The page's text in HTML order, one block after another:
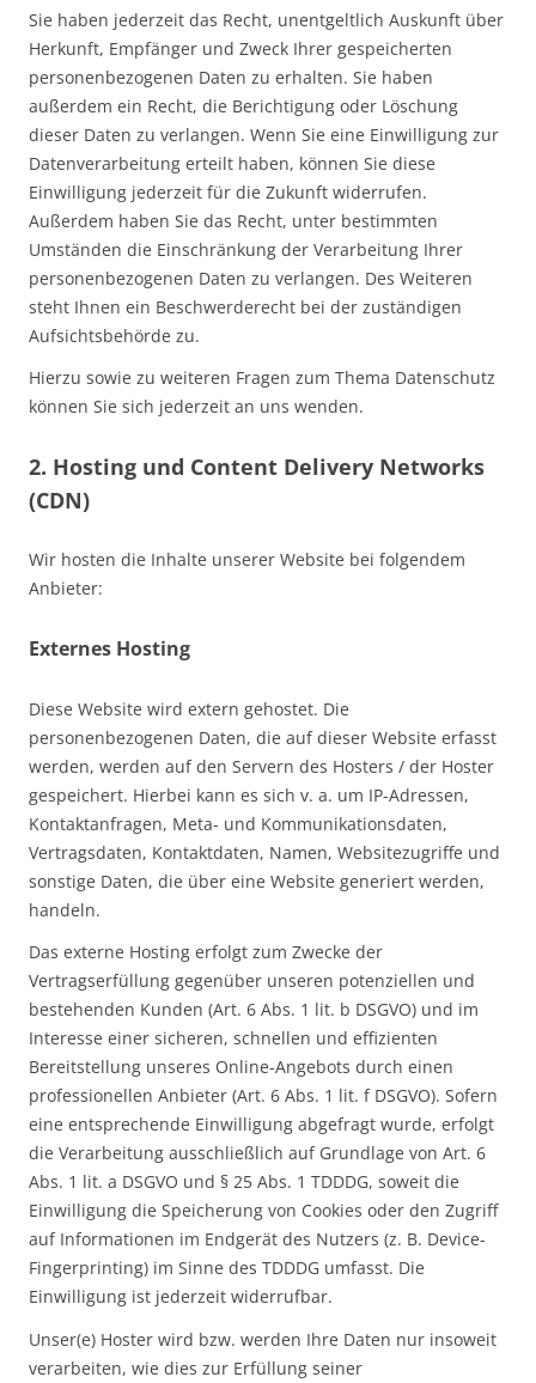
Sie haben jederzeit das Recht, unentgeltlich Auskunft über
Herkunft, Empfänger und Zweck Ihrer gespeicherten
personenbezogenen Daten zu erhalten. Sie haben
außerdem ein Recht, die Berichtigung oder Löschung
dieser Daten zu verlangen. Wenn Sie eine Einwilligung zur
Datenverarbeitung erteilt haben, können Sie diese
Einwilligung jederzeit für die Zukunft widerrufen.
Außerdem haben Sie das Recht, unter bestimmten
Umständen die Einschränkung der Verarbeitung Ihrer
personenbezogenen Daten zu verlangen. Des Weiteren
steht Ihnen ein Beschwerderecht bei der zuständigen
Aufsichtsbehörde zu.
Hierzu sowie zu weiteren Fragen zum Thema Datenschutz
können Sie sich jederzeit an uns wenden.
2. Hosting und Content Delivery Networks
(CDN)
Wir hosten die Inhalte unserer Website bei folgendem
Anbieter:
Externes Hosting
Diese Website wird extern gehostet. Die
personenbezogenen Daten, die auf dieser Website erfasst
werden, werden auf den Servern des Hosters / der Hoster
gespeichert. Hierbei kann es sich v. a. um IP-Adressen,
Kontaktanfragen, Meta- und Kommunikationsdaten,
Vertragsdaten, Kontaktdaten, Namen, Websitezugriffe und
sonstige Daten, die über eine Website generiert werden,
handeln.
Das externe Hosting erfolgt zum Zwecke der
Vertragserfüllung gegenüber unseren potenziellen und
bestehenden Kunden (Art. 6 Abs. 1 lit. b DSGVO) und im
Interesse einer sicheren, schnellen und effizienten
Bereitstellung unseres Online-Angebots durch einen
professionellen Anbieter (Art. 6 Abs. 1 lit. f DSGVO). Sofern
eine entsprechende Einwilligung abgefragt wurde, erfolgt
die Verarbeitung ausschließlich auf Grundlage von Art. 6
Abs. 1 lit. a DSGVO und § 25 Abs. 1 TDDDG, soweit die
Einwilligung die Speicherung von Cookies oder den Zugriff
auf Informationen im Endgerät des Nutzers (z. B. Device-
Fingerprinting) im Sinne des TDDDG umfasst. Die
Einwilligung ist jederzeit widerrufbar.
Unser(e) Hoster wird bzw. werden Ihre Daten nur insoweit
verarbeiten, wie dies zur Erfüllung seiner